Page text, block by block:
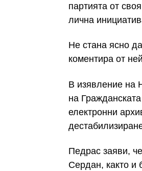
партията от
лична
Не стана ясно
коментира от
В изявление на
на
електронни
Педрас заяви,
Сердан, както и